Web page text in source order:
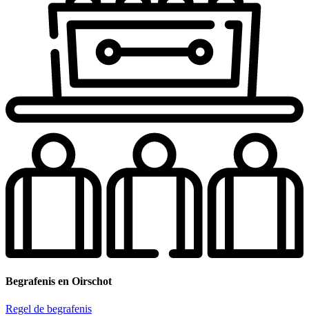
Begrafenis en Oirschot
Regel de begrafenis